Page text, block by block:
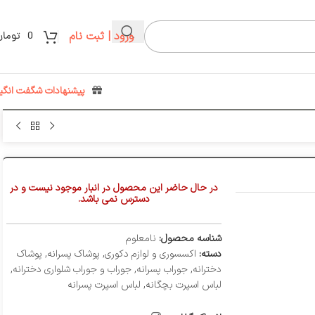
ورود | ثبت نام 0
پیشنهادات شگفت
در حال حاضر این محصول در انبار موجود نیست و در
دسترس نمی باشد.
شناسه محصول: نامعلوم
دسته: اکسسوری و لوازم دکوری, پوشاک پسرانه, پوشاک
دخترانه,جوراب پسرانه,جوراب و جوراب شلواری دخترانه,
لباس اسپرت بچگانه, لباس اسپرت پسرانه